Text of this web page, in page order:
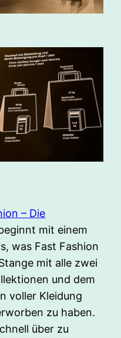
– Die
mit einem
was Fast Fashion
mit alle zwei
und dem
voller Kleidung
zu haben.
über zu